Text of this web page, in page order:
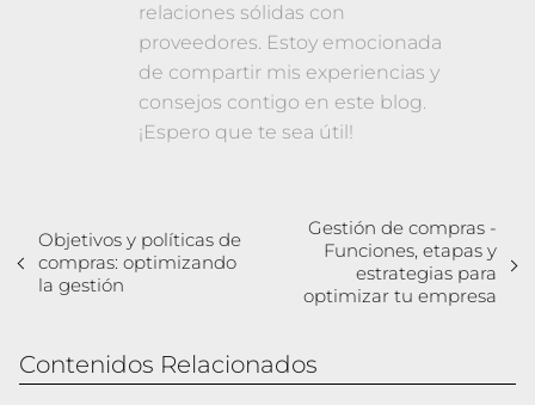
relaciones sólidas con
proveedores. Estoy emocionada
de compartir mis experiencias y
consejos contigo en este blog.
¡Espero que te sea útil!
Objetivos y políticas de
compras: optimizando
la gestión
Gestión de compras -
Funciones, etapas y
estrategias para
optimizar tu empresa
Contenidos Relacionados